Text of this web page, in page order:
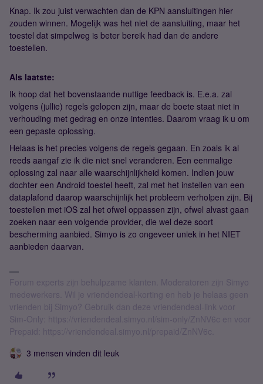
Knap. Ik zou juist verwachten dan de KPN aansluitingen hier
zouden winnen. Mogelijk was het niet de aansluiting, maar het
toestel dat simpelweg is beter bereik had dan de andere
toestellen.
Als laatste:
Ik hoop dat het bovenstaande nuttige feedback is. E.e.a. zal
volgens (jullie) regels gelopen zijn, maar de boete staat niet in
verhouding met gedrag en onze intenties. Daarom vraag ik u om
een gepaste oplossing.
Helaas is het precies volgens de regels gegaan. En zoals ik al
reeds aangaf zie ik die niet snel veranderen. Een eenmalige
oplossing zal naar alle waarschijnlijkheid komen. Indien jouw
dochter een Android toestel heeft, zal met het instellen van een
dataplafond daarop waarschijnlijk het probleem verholpen zijn. Bij
toestellen met iOS zal het ofwel oppassen zijn, ofwel alvast gaan
zoeken naar een volgende provider, die wel deze soort
bescherming aanbied. Simyo is zo ongeveer uniek in het NIET
aanbieden daarvan.
Forum experts zijn behulpzame klanten. Moderatoren zijn Simyo
medewerkers. Wil je vriendendeal-korting en heb je helaas geen
vrienden bij Simyo? Gebruik dan deze vriendendeal-link voor
Sim-Only: https://vriendendeal.simyo.nl/sim-only/ZnNV6c en voor
Prepaid: https://vriendendeal.simyo.nl/prepaid/ZnNV6c.
3 mensen vinden dit leuk